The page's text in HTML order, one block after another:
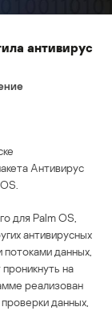
антивирус
Антивирус
для Palm OS,
антивирусных
данных,
на
реализован
данных,